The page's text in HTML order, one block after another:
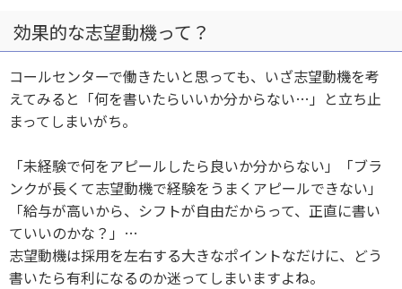
効果的な志望動機って？
コールセンターで働きたいと思っても、いざ志望動機を考
えてみると「何を書いたらいいか分からない…」と立ち止
まってしまいがち。
「未経験で何をアピールしたら良いか分からない」「ブラ
ンクが長くて志望動機で経験をうまくアピールできない」
「給与が高いから、シフトが自由だからって、正直に書い
ていいのかな？」…
志望動機は採用を左右する大きなポイントなだけに、どう
書いたら有利になるのか迷ってしまいますよね。